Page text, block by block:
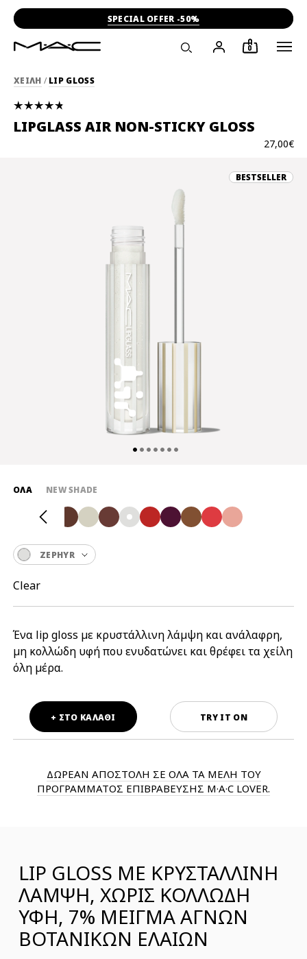
SPECIAL OFFER -50%
0
ΧΕΙΛΗ / LIP GLOSS
LIPGLASS AIR NON-STICKY GLOSS
27,00€
BESTSELLER
Ένα lip gloss με κρυστάλλινη λάμψη και ανάλαφρη,
μη κολλώδη υφή που ενυδατώνει και θρέφει τα χείλη
όλη μέρα.
ΌΛΑ NEW SHADE
ZEPHYR
Clear
TRY IT ON
+ ΣΤΟ ΚΑΛΑΘΙ
ΔΩΡΕΑΝ ΑΠΟΣΤΟΛΗ ΣΕ ΟΛΑ ΤΑ ΜΕΛΗ ΤΟΥ
ΠΡΟΓΡΑΜΜΑΤΟΣ ΕΠΙΒΡΑΒΕΥΣΗΣ M·A·C LOVER.
LIP GLOSS ΜΕ ΚΡΥΣΤΑΛΛΙΝΗ
ΛΑΜΨΗ, ΧΩΡΙΣ ΚΟΛΛΩΔΗ
ΥΦΗ, 7% ΜΕΙΓΜΑ ΑΓΝΩΝ
ΒΟΤΑΝΙΚΩΝ ΕΛΑΙΩΝ